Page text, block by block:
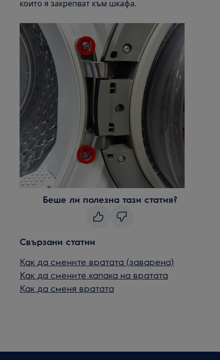
които я закрепват към шкафа.
Беше ли полезна тази статия?
Свързани статии
Как да смените вратата (заварена)
Как да смените капака на вратата
Как да сменя вратата